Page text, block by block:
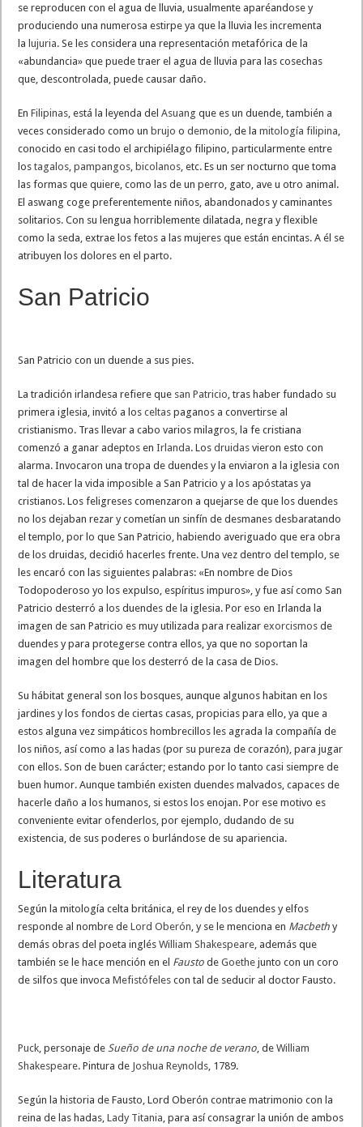
se reproducen con el agua de lluvia, usualmente aparéandose y
produciendo una numerosa estirpe ya que la lluvia les incrementa
la lujuria. Se les considera una representación metafórica de la
«abundancia» que puede traer el agua de lluvia para las cosechas
que, descontrolada, puede causar daño.
EnFilipinas , está la leyenda delAsuang que es un duende, también a
veces considerado como un brujo odemonio , de lamitología filipina
conocido en casi todo el archipiélago filipino, particularmente entre
lostagalos ,pampangos bicolanos , etc. Es un ser nocturno que toma
las formas que quiere, como las de un perro, gato, ave u otro animal.
El aswang coge preferentemente niños, abandonados y caminantes
solitarios. Con su lengua horriblemente dilatada, negra y flexible
como la seda, extrae los fetos a las mujeres que están encintas. A él se
atribuyen los dolores en el parto.
San Patricio
San Patricio con un duende a sus pies.
La tradición irlandesa refiere que san Patricio , tras haber fundado su
primera iglesia, invitó a losceltas paganos a convertirse al
cristianismo. Tras llevar a cabo varios milagros, la fe cristiana
comenzó a ganar adeptos enIrlanda. Losdruidas vieron esto con
alarma. Invocaron una tropa de duendes y la enviaron a la iglesia con
tal de hacer la vida imposible a San Patricio y a los apóstatas ya
cristianos. Los feligreses comenzaron a quejarse de que los duendes
no los dejaban rezar y cometían un sinfín de desmanes desbaratando
el templo, por lo que San Patricio, habiendo averiguado que era obra
de los druidas, decidió hacerles frente. Una vez dentro del templo, se
les encaró con las siguientes palabras: «En nombre de Dios
Todopoderoso yo los expulso, espíritus impuros», y fue así como San
Patricio desterró a los duendes de la iglesia. Por eso en Irlanda la
imagen de san Patricio es muy utilizada para realizarexorcismos de
duendes y para protegerse contra ellos, ya que no soportan la
imagen del hombre que los desterró de la casa de Dios.
Su hábitat general son los bosques, aunque algunos habitan en los
jardines y los fondos de ciertas casas, propicias para ello, ya que a
estos alguna vez simpáticos hombrecillos les agrada la compañía de
los niños, así como a las hadas (por su pureza de corazón), para jugar
con ellos. Son de buen carácter; estando por lo tanto casi siempre de
buen humor. Aunque también existen duendes malvados, capaces de
hacerle daño a los humanos, si estos los enojan. Por ese motivo es
conveniente evitar ofenderlos, por ejemplo, dudando de su
existencia, de sus poderes o burlándose de su apariencia.
Literatura
Según la mitología celta británica, el rey de los duendes y elfos
responde al nombre deLord Oberón , y se le menciona en Macbeth y
demás obras del poeta inglésWilliam Shakespeare , además que
también se le hace mención en el Fausto deGoethe junto con un coro
de silfos que invocaMefistófeles con tal de seducir al doctor Fausto.
Puck , personaje de Sueño de una noche de verano , deWilliam
Shakespeare. Pintura de Joshua Reynolds , 1789.
Según la historia de Fausto, Lord Oberón contrae matrimonio con la
reina de las hadas,Lady Titania , para así consagrar la unión de ambos